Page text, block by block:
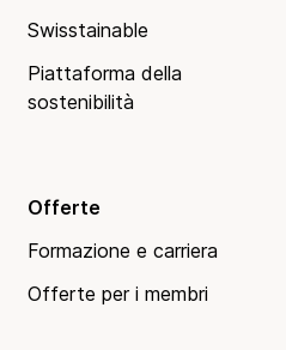
Swisstainable
Piattaforma della
sostenibilità
Offerte
Formazione e carriera
Offerte per i membri